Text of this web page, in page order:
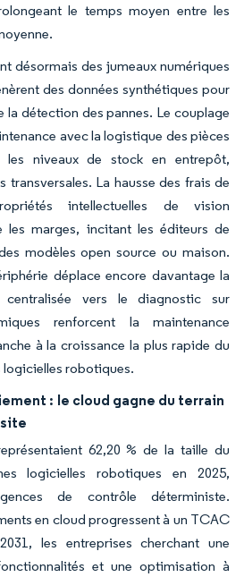
le temps moyen entre les
désormais des jumeaux numériques
des données synthétiques pour
la détection des pannes. Le couplage
avec la logistique des pièces
les niveaux de stock en entrepôt,
transversales. La hausse des frais de
intellectuelles de vision
les marges, incitant les éditeurs de
modèles open source ou maison.
déplace encore davantage la
centralisée vers le diagnostic sur
renforcent la maintenance
à la croissance la plus rapide du
robotiques.
: le cloud gagne du terrain
62,20 % de la taille du
logicielles robotiques en 2025,
de contrôle déterministe.
en cloud progressent à un TCAC
les entreprises cherchant une
et une optimisation à